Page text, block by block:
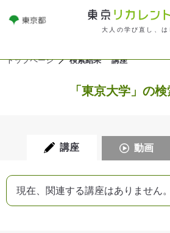
大人の学び直し、は
トップページ 検索結果 講座
「東京大学」の
講座 動画
現在、関連する講座はありません。